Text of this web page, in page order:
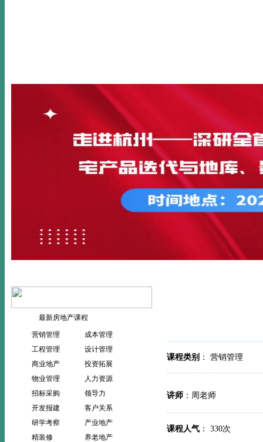
最新房地产课程
营销管理
成本管理
工程管理
设计管理
商业地产
投资拓展
物业管理
人力资源
招标采购
领导力
开发报建
客户关系
研学考察
产业地产
精装修
养老地产
课程类别 ： 营销管理
讲师：周老师
课程人气： 330次